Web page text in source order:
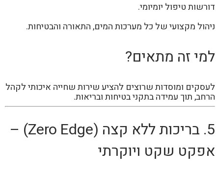
דורשות טיפול יומיומי.
ניהול מקצועי של כל מערכות המים, התאורה והבטיחות.
למי זה מתאים?
לעסקים ומוסדות שרוצים להציע שירות שחייה איכותי לקהל
הרחב, תוך עמידה בתקני בטיחות ובריאות.
5. בריכות ללא קצה (Zero Edge) –
אפקט שקט ויוקרתי